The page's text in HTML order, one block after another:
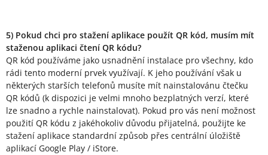
5) Pokud chci pro stažení aplikace použít QR kód, musím mít
staženou aplikaci čtení QR kódu?
QR kód používáme jako usnadnění instalace pro všechny, kdo
rádi tento moderní prvek využívají. K jeho používání však u
některých starších telefonů musíte mít nainstalovánu čtečku
QR kódů (k dispozici je velmi mnoho bezplatných verzí, které
lze snadno a rychle nainstalovat). Pokud pro vás není možnost
použití QR kódu z jakéhokoliv důvodu přijatelná, použijte ke
stažení aplikace standardní způsob přes centrální úložiště
aplikací Google Play / iStore.